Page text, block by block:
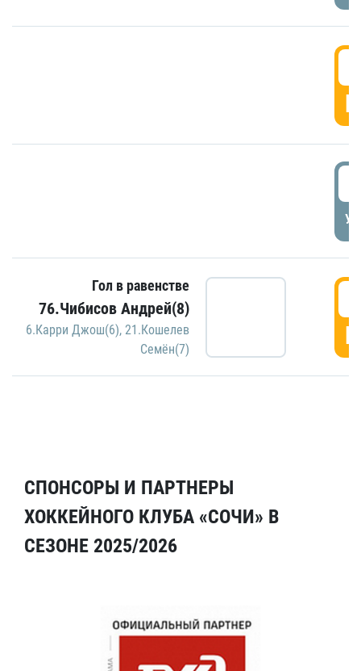
Гол в равенстве
76.Чибисов Андрей(8)
6.Карри Джош(6), 21.Кошелев
Семён(7)
СПОНСОРЫ И ПАРТНЕРЫ
ХОККЕЙНОГО КЛУБА «СОЧИ» В
СЕЗОНЕ 2025/2026